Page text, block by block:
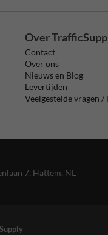
Over
Contact
Over ons
Nieuws en Blog
Levertijden
Veelgestelde vragen /
7, Hattem, NL